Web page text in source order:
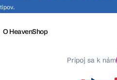
tipov.
O HeavenShop
Pripoj sa k nám